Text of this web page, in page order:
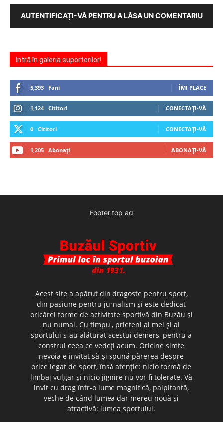
AUTENTIFICAȚI-VĂ PENTRU A LĂSA UN COMENTARIU
Intră în galeria suporterilor!
5,393 Fani ÎMI PLACE
1,124 Cititori CONECTAȚI-VĂ
0 Cititori CONECTAȚI-VĂ
1,205 Abonați ABONAȚI-VĂ
Footer top ad
Acest site a apărut din dragoste pentru sport,
din pasiune pentru jurnalism şi este dedicat
oricărei forme de activitate sportivă din Buzău şi
nu numai. Cu timpul, prieteni ai mei şi ai
sportului s-au alăturat acestui demers, pentru a
construi ceea ce vedeţi acum. Oricine simte
nevoia e invitat să-şi spună părerea despre
orice legat de sport, însă atenţie: nicio formă de
limbaj vulgar şi nicio jignire nu vor fi tolerate. Vă
invit cu drag într-o lume magnifică, palpitantă,
veche de când lumea dar mereu nouă şi
atractivă: lumea sportului.